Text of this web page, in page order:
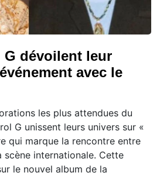
G dévoilent leur
avec le
les plus attendues du
G unissent leurs univers sur «
qui marque la rencontre entre
scène internationale. Cette
le nouvel album de la